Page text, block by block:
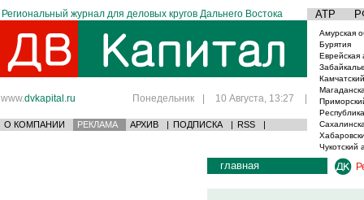
Региональный журнал для деловых кругов Дальнего Востока АТР
www.dvkapital.ru Понедельник | 10 Августа, 13:27 |
О КОМПАНИИ РЕКЛАМА АРХИВ | ПОДПИСКА | RSS |
Амурская
Бурятия
Еврейская
Чукотский
главная